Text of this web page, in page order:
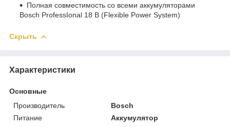
Полная совместимость со всеми аккумуляторами
Bosch ProfessIonal 18 В (Flexible Power System)
Скрыть
Характеристики
Основные
Производитель
Bosch
Питание
Аккумулятор